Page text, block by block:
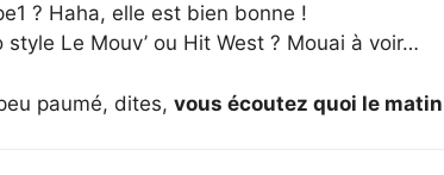
? Haha, elle est bien bonne !
Le Mouv’ ou Hit West ? Mouai à voir…
paumé, dites, vous écoutez quoi le